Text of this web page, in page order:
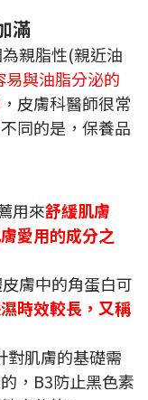
滿
親脂性(親近油
易與油脂分泌的
，皮膚科醫師很常
同的是，保養品
用來舒緩肌膚
愛用的成分之
膚中的角蛋白可
時效較長，又稱
對肌膚的基礎需
，B3防止黑色素